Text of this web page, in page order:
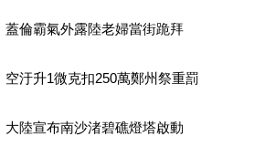
蓋倫霸氣外露陸老婦當街跪拜
空汙升1微克扣250萬鄭州祭重罰
大陸宣布南沙渚碧礁燈塔啟動